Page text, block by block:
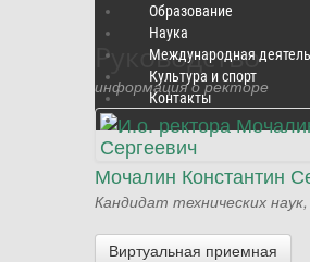
Образование
Наука
Международная
Культура и спорт
Контакты
Руководство
информация о ректоре
Мочалин Константин
Кандидат технических
Виртуальная приемная